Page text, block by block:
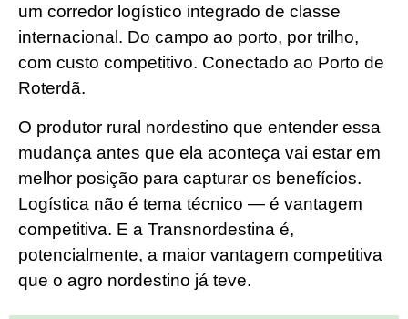
um corredor logístico integrado de classe
internacional. Do campo ao porto, por trilho,
com custo competitivo. Conectado ao Porto de
Roterdã.
O produtor rural nordestino que entender essa
mudança antes que ela aconteça vai estar em
melhor posição para capturar os benefícios.
Logística não é tema técnico — é vantagem
competitiva. E a Transnordestina é,
potencialmente, a maior vantagem competitiva
que o agro nordestino já teve.